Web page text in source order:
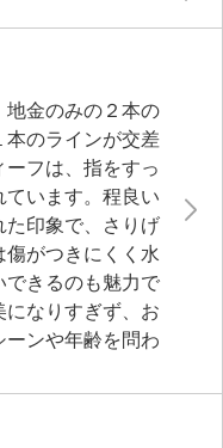
地金のみの２本の
本のラインが交差
フは、指をすっ
ています。程良い
た印象で、さりげ
傷がつきにくく水
できるのも魅力で
なりすぎず、お
ンや年齢を問わ
す。